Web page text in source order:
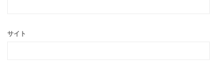
サイト